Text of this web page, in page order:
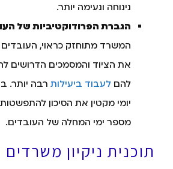
נינוחה ונעימה יותר.
הגברת הפרודוקטיביות של
המשרד מתוחזק כראוי, העובדים
את הציוד והמסמכים
להם לעבוד ביעילות רבה יותר.
יומי מקטין את הסיכון
מספר ימי המחלה של העובדים.
תוכנית ניקיון משרדים